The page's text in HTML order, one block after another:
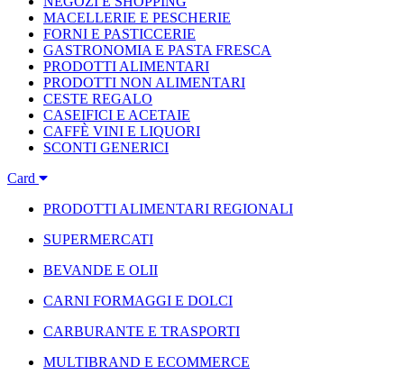
MACELLERIE E PESCHERIE
FORNI E PASTICCERIE
GASTRONOMIA E PASTA FRESCA
PRODOTTI ALIMENTARI
PRODOTTI NON ALIMENTARI
CESTE REGALO
CASEIFICI E ACETAIE
CAFFÈ VINI E LIQUORI
SCONTI GENERICI
Card
PRODOTTI ALIMENTARI REGIONALI
SUPERMERCATI
BEVANDE E OLII
CARNI FORMAGGI E DOLCI
CARBURANTE E TRASPORTI
MULTIBRAND E ECOMMERCE